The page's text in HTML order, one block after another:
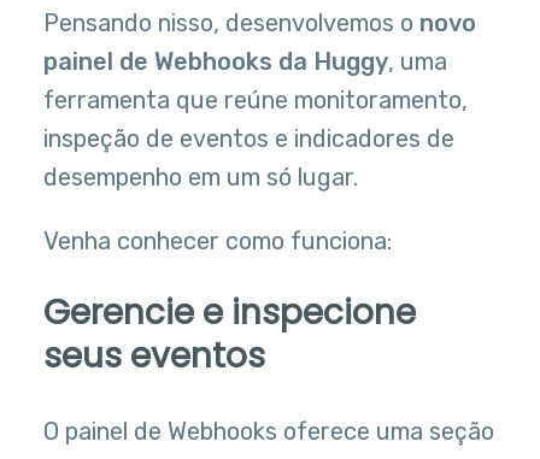
Pensando nisso, desenvolvemos o novo
painel de Webhooks da Huggy, uma
ferramenta que reúne monitoramento,
inspeção de eventos e indicadores de
desempenho em um só lugar.
Venha conhecer como funciona:
Gerencie e inspecione
seus eventos
O painel de Webhooks oferece uma seção